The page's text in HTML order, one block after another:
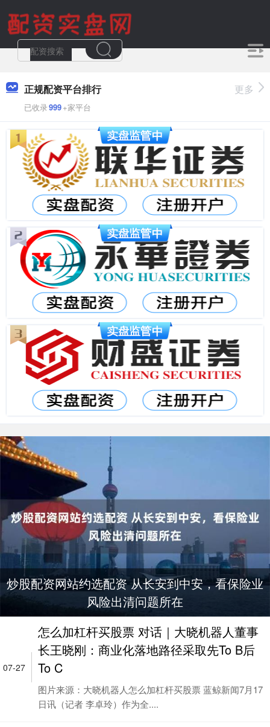
正规配资平台排行
已收录999+家平台
更多
炒股配资网站约选配资 从长安到中安，看保险业
风险出清问题所在
07-27
怎么加杠杆买股票 对话｜大晓机器人董事
长王晓刚：商业化落地路径采取先To B后
To C
图片来源：大晓机器人怎么加杠杆买股票 蓝鲸新闻7月17
日讯（记者 李卓玲）作为全....